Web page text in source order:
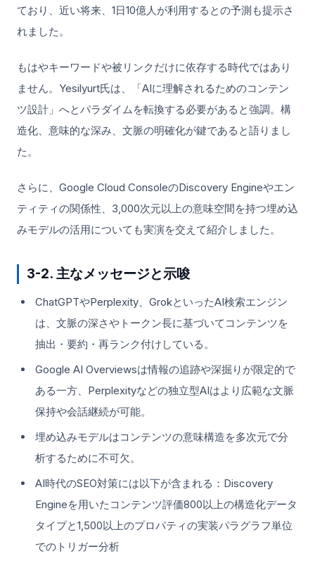
ており、近い将来、1日10億人が利用するとの予測も提示さ
れました。
もはやキーワードや被リンクだけに依存する時代ではあり
ません。Yesilyurt氏は、「AIに理解されるためのコンテン
ツ設計」へとパラダイムを転換する必要があると強調。構
造化、意味的な深み、文脈の明確化が鍵であると語りまし
た。
さらに、Google Cloud ConsoleのDiscovery Engineやエン
ティティの関係性、3,000次元以上の意味空間を持つ埋め込
みモデルの活用についても実演を交えて紹介しました。
3-2. 主なメッセージと示唆
ChatGPTやPerplexity、GrokといったAI検索エンジン
は、文脈の深さやトークン長に基づいてコンテンツを
抽出・要約・再ランク付けしている。
Google AI Overviewsは情報の追跡や深掘りが限定的で
ある一方、Perplexityなどの独立型AIはより広範な文脈
保持や会話継続が可能。
埋め込みモデルはコンテンツの意味構造を多次元で分
析するために不可欠。
AI時代のSEO対策には以下が含まれる：Discovery
Engineを用いたコンテンツ評価800以上の構造化データ
タイプと1,500以上のプロパティの実装パラグラフ単位
でのトリガー分析